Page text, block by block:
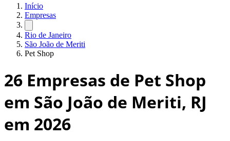
Início
Empresas
Rio de Janeiro
São João de Meriti
Pet Shop
26 Empresas de Pet Shop
em São João de Meriti, RJ
em 2026